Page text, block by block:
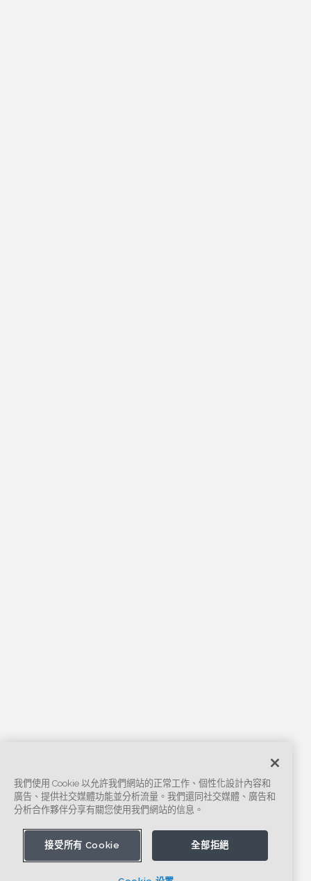
我們使用 Cookie 以允許我們網站的正常工作、個性化設計內容和
廣告、提供社交媒體功能並分析流量。我們還同社交媒體、廣告和
分析合作夥伴分享有關您使用我們網站的信息。
接受所有 Cookie 全部拒絕